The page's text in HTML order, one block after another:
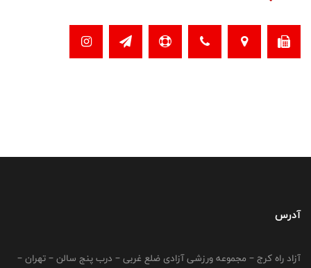
آدرس
آزاد راه کرج – مجموعه ورزشی آزادی ضلع غربی – درب پنج سالن – تهران –